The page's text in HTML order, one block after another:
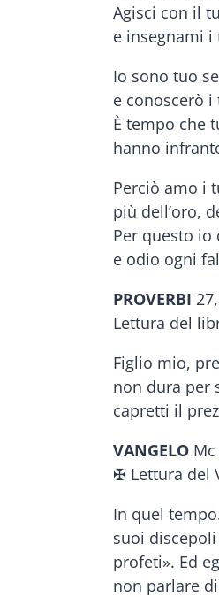
Agisci con il
e insegnami i
Io sono tuo
e conoscerò
È tempo che
hanno
Perciò amo i
più dell’oro,
Per questo
e odio ogni
PROVERBI
Lettura del
Figlio mio,
non dura per
capretti il
VANGELO
✠ Lettura del
In quel
suoi
profeti». Ed
non parlare